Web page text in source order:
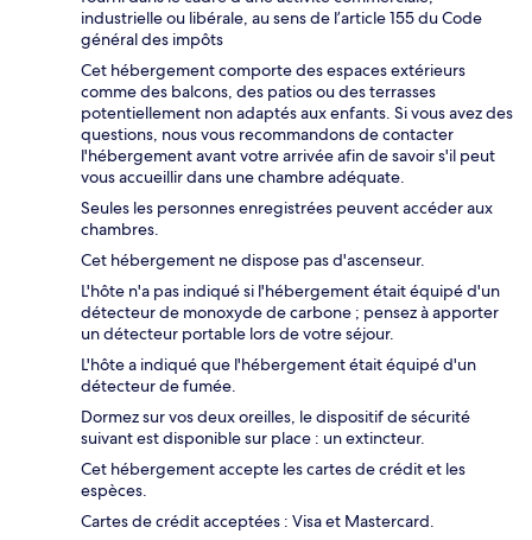
industrielle ou libérale, au sens de l’article 155 du Code
général des impôts
Cet hébergement comporte des espaces extérieurs
comme des balcons, des patios ou des terrasses
potentiellement non adaptés aux enfants. Si vous avez des
questions, nous vous recommandons de contacter
l'hébergement avant votre arrivée afin de savoir s'il peut
vous accueillir dans une chambre adéquate.
Seules les personnes enregistrées peuvent accéder aux
chambres.
Cet hébergement ne dispose pas d'ascenseur.
L'hôte n'a pas indiqué si l'hébergement était équipé d'un
détecteur de monoxyde de carbone ; pensez à apporter
un détecteur portable lors de votre séjour.
L'hôte a indiqué que l'hébergement était équipé d'un
détecteur de fumée.
Dormez sur vos deux oreilles, le dispositif de sécurité
suivant est disponible sur place : un extincteur.
Cet hébergement accepte les cartes de crédit et les
espèces.
Cartes de crédit acceptées : Visa et Mastercard.